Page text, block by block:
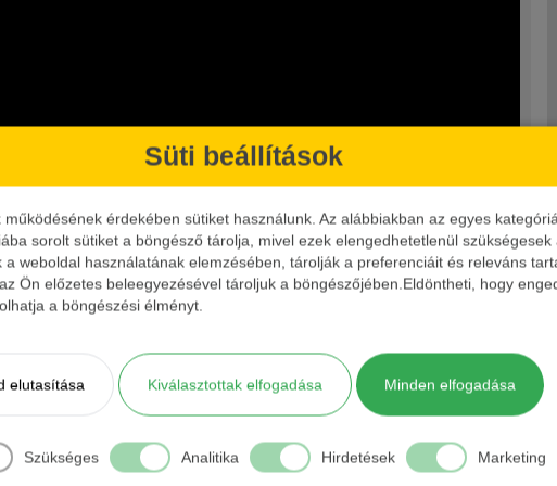
Süti beállítások
érdekében sütiket használunk. Az alábbiakban az egyes
sorolt sütiket a böngésző tárolja, mivel ezek elengedhetetlenül
weboldal használatának elemzésében, tárolják a preferenciáit és releváns
Ön előzetes beleegyezésével tároljuk a böngészőjében.Eldöntheti, hogy
a böngészési élményt.
elutasítása Kiválasztottak elfogadása Minden elfogadása
Szükséges Analitika Hirdetések Marketing
jelen esetben kiegészítőit.
forgókapocs úszós és könnyű fenekező szerelékkészítésnél lesz nagy
db. Kosár Egység ár Méret Kiszerelés
Kosárba 18-as forgókapoccsal 3 db/csomag